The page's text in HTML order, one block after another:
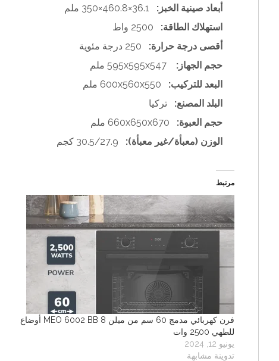
أبعاد صينية الخبز:
استهلاك الطاقة:
أقصى درجة حرارة:
حجم الجهاز:
البعد للتركيب:
البلد المصنع:
تركيا
حجم العبوة:
الوزن (معبأة/غير معبأة):
مرتبط
فرن كهربائي مدمج 60 سم من ميلن MEO 6002 BB 8 أوضاع
للطهي 2500 وات
يونيو 12, 2024
تدوينة مشابهة